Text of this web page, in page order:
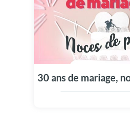
30 ans de mariage,